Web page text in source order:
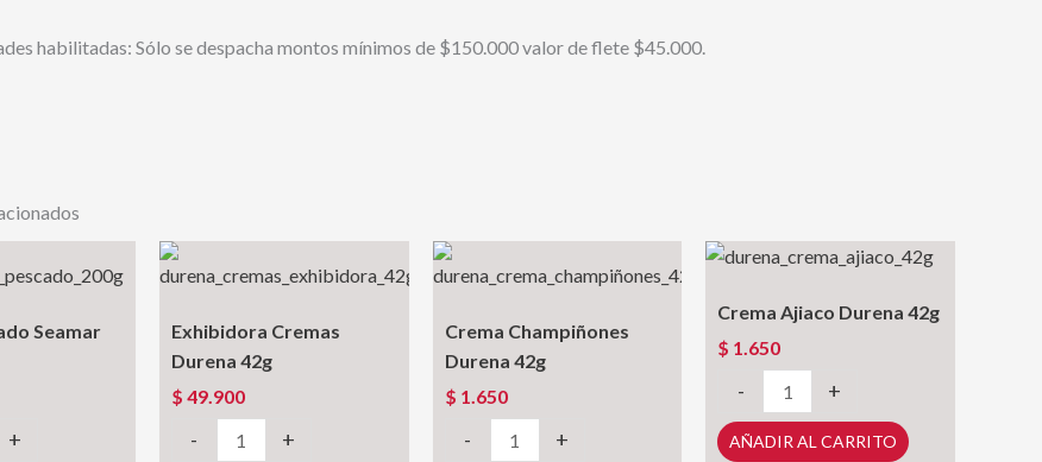
habilitadas: Sólo se despacha montos mínimos de $150.000 valor de flete $45.000.
Seamar
+
Exhibidora Cremas
Durena 42g
$ 49.900
-
Exhibidora
+
Crema Champiñones
Durena 42g
$ 1.650
- +
Crema Ajiaco Durena 42g
$ 1.650
-
Ajiaco
Durena
+
AÑADIR AL CARRITO